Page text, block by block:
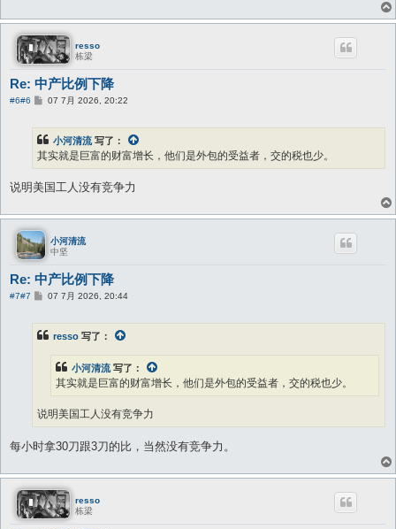
resso
栋梁
Re: 中产比例下降
#6#6
帖
07 7月 2026, 20:22
小河清流写了：
其实就是巨富的财富增长，他们是外包的受益者，交的税也少。
说明美国工人没有竞争力
小河清流
中坚
Re: 中产比例下降
#7#7
帖
07 7月 2026, 20:44
resso 写了：
小河清流写了：
其实就是巨富的财富增长，他们是外包的受益者，交的税也少。
说明美国工人没有竞争力
每小时拿30刀跟3刀的比，当然没有竞争力。
resso
栋梁